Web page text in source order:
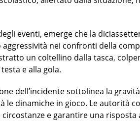
eventi, emerge che la
nei confronti della
un coltellino dalla tasca,
e alla gola.
dell’incidente sottolinea la
le dinamiche in gioco. Le autorità
e garantire una risposta